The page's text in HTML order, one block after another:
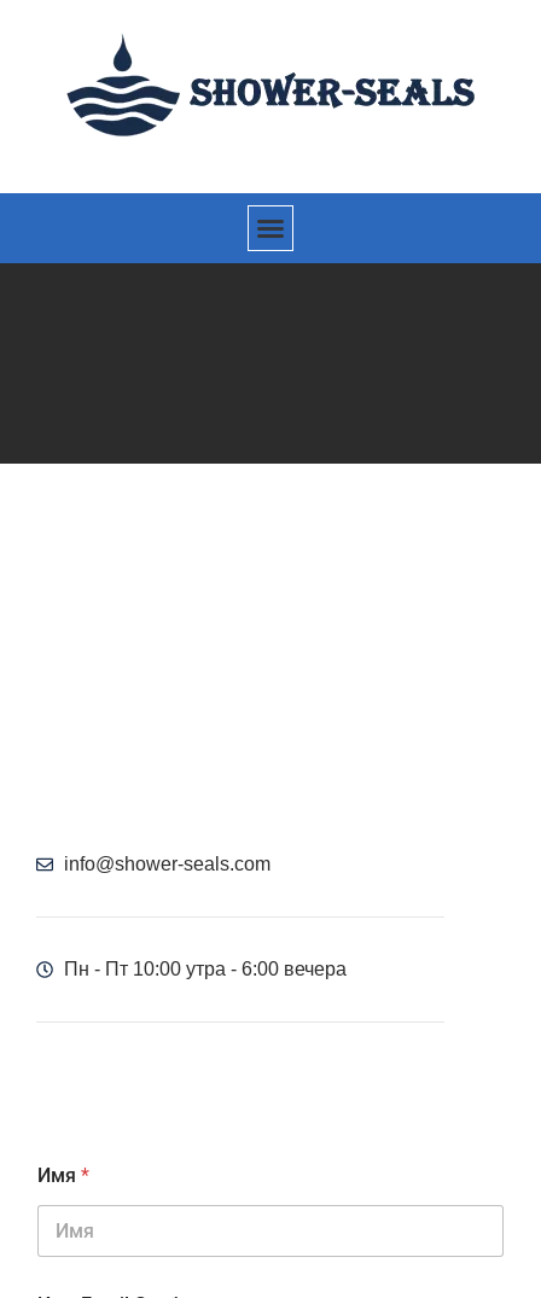
info@shower-seals.com
Пн - Пт 10:00 утра - 6:00 вечера
Имя *